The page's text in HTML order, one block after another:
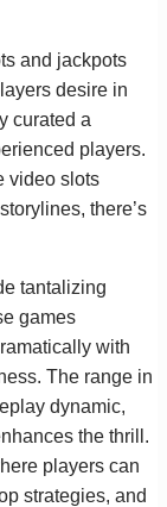
and jackpots
desire in
curated a
players.
video slots
there’s
tantalizing
games
with
The range in
dynamic,
the thrill.
players can
strategies, and